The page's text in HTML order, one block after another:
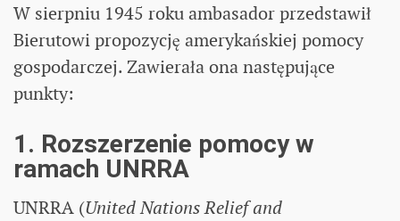
W sierpniu 1945 roku ambasador przedstawił
Bierutowi propozycję amerykańskiej pomocy
gospodarczej. Zawierała ona następujące
punkty:
1. Rozszerzenie pomocy w
ramach UNRRA
UNRRA (United Nations Relief and